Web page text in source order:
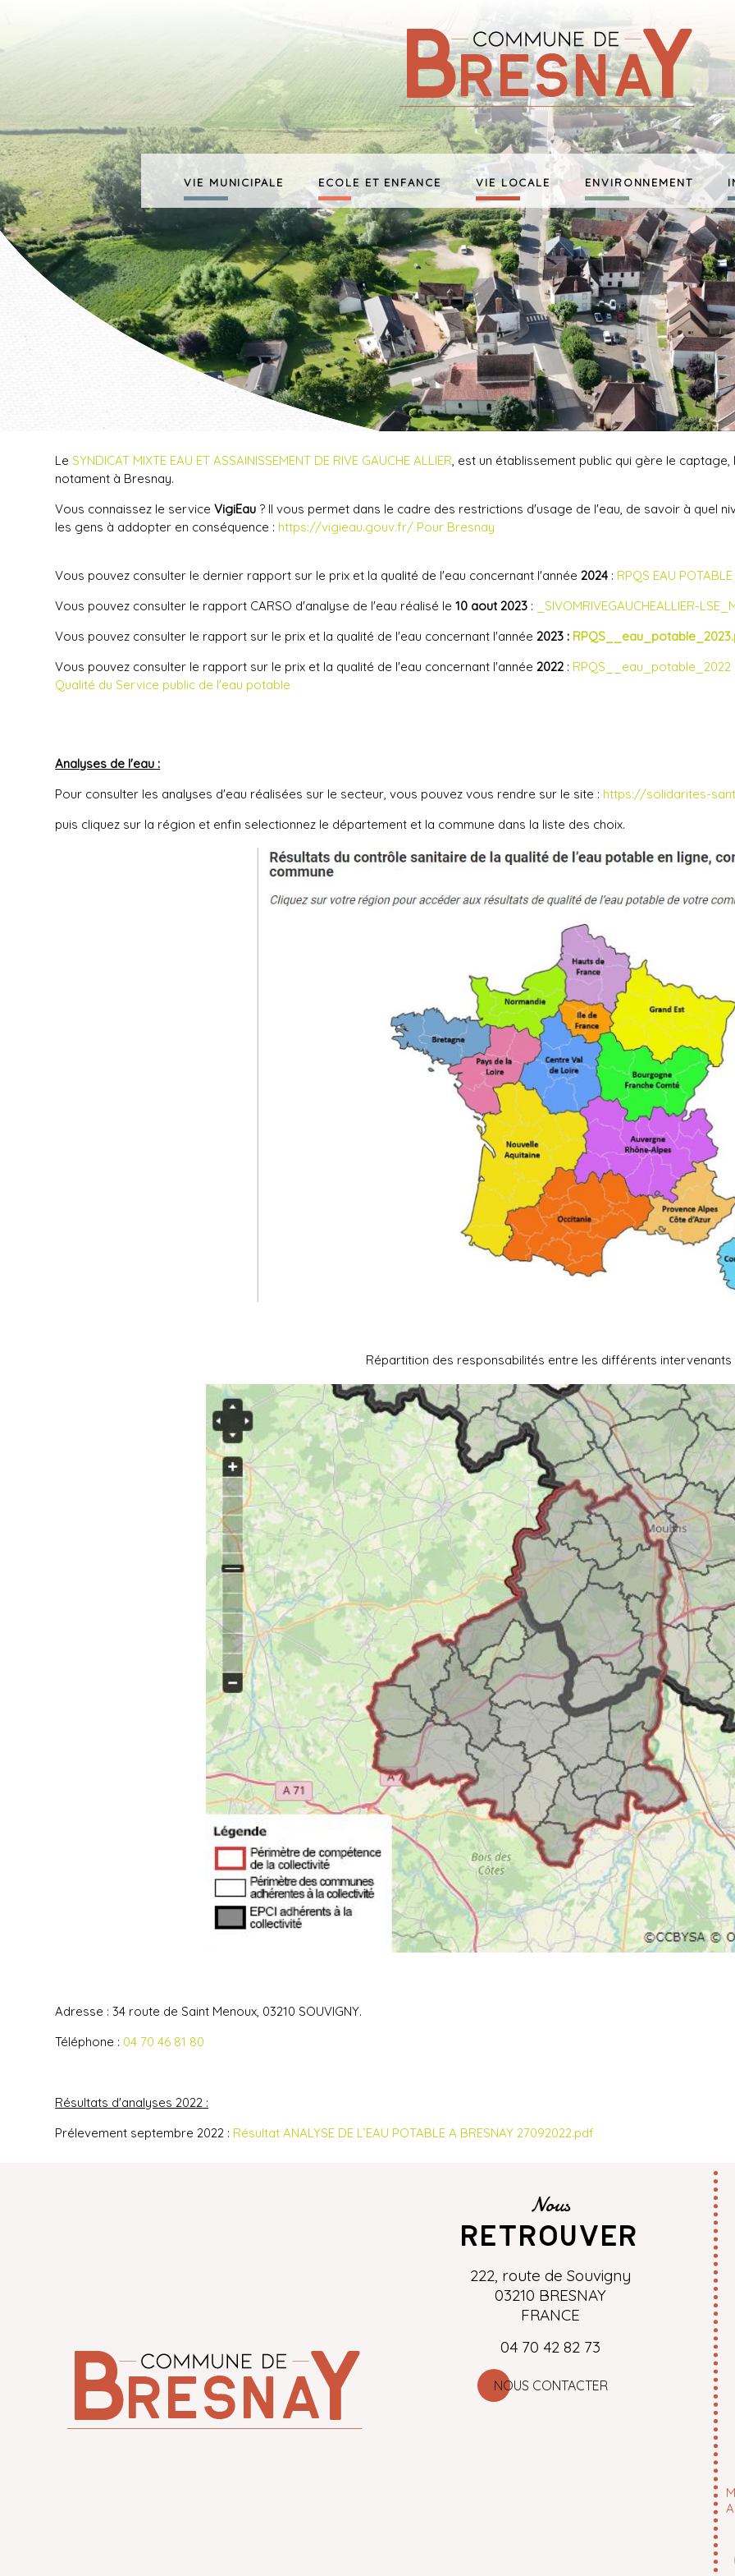
VIE MUNICIPALE ECOLE ET ENFANCE VIE LOCALE ENVIRONNEMENT
Le SYNDICAT MIXTE EAU ET ASSAINISSEMENT DE RIVE GAUCHE ALLIER, est un établissement public qui gère le
notament à Bresnay.
Vous connaissez le serviceVigiEau ? Il vous permet dans le cadre des restrictions d'usage de l'eau, de savoir à quel
les gens à addopter en conséquence : https://vigieau.gouv.fr/ Pour Bresnay
Vous pouvez consulter le dernier rapport sur le prix et la qualité de l'eau concernant l'année2024 : RPQS EAU
Vous pouvez consulter le rapport CARSO d'analyse de l'eau réalisé le10 aout 2023 :
_SIVOMRIVEGAUCHEALLIER-
Vous pouvez consulter le rapport sur le prix et la qualité de l'eau concernant l'année2023 :
Vous pouvez consulter le rapport sur le prix et la qualité de l'eau concernant l'année2022 : RPQS__eau_potable_2022
Qualité du Service public de l'eau potable
Analyses de l'eau :
Pour consulter les analyses d'eau réalisées sur le secteur, vous pouvez vous rendre sur le site : https://solidarites-
puis cliquez sur la région et enfin selectionnez le département et la commune dans la liste des choix.
Répartition des responsabilités entre les différents intervenants
Adresse : 34 route de Saint Menoux, 03210 SOUVIGNY.
Téléphone : 04 70 46 81 80
Résultats d'analyses 2022 :
Prélevement septembre 2022 : Résultat ANALYSE DE L’EAU POTABLE A BRESNAY 27092022.pdf
Nous
retrouver
222, route de Souvigny
03210 BRESNAY
FRANCE
04 70 42 82 73
NOUS CONTACTER